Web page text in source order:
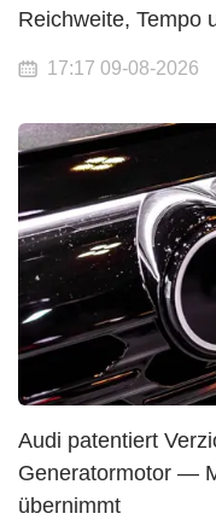
Reichweite, Tempo
17:17 09-08-2026
Audi patentiert
Generatormotor —
übernimmt